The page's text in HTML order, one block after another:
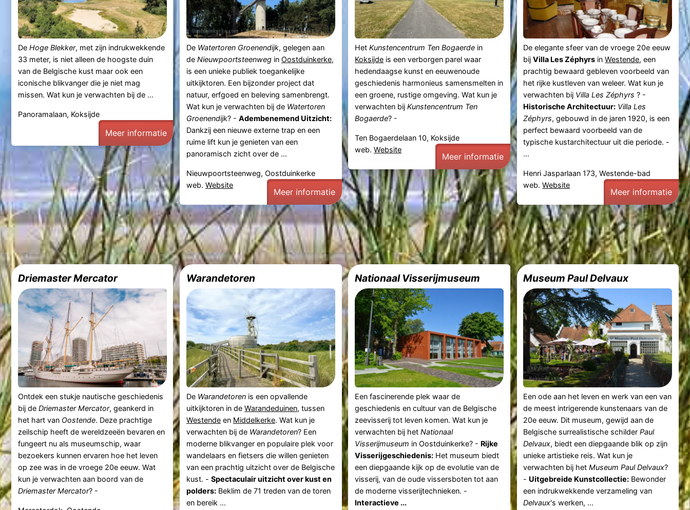
De Hoge Blekker, met zijn indrukwekkende
33 meter, is niet alleen de hoogste duin
van de Belgische kust maar ook een
iconische blikvanger die je niet mag
missen. Wat kun je verwachten bij de ...
Panoramalaan, Koksijde
Meer informatie
De Watertoren Groenendijk, gelegen aan
de Nieuwpoortsteenwegin Oostduinkerke,
is een unieke publiek toegankelijke
uitkijktoren. Een bijzonder project dat
natuur, erfgoed en beleving samenbrengt.
Wat kun je verwachten bij de Watertoren
Groenendijk? - Adembenemend Uitzicht:
Dankzij een nieuwe externe trap en een
ruime lift kun je genieten van een
panoramisch zicht over de ...
Nieuwpoortsteenweg, Oostduinkerke
web. Website
Meer informatie
HetKunstencentrum Ten Bogaerde in
Koksijde is een verborgen parel waar
hedendaagse kunst en eeuwenoude
geschiedenis harmonieus samensmelten in
een groene, rustige omgeving. Wat kun je
verwachten bijKunstencentrum Ten
Bogaerde? -
Ten Bogaerdelaan 10, Koksijde
web.Website
Meer informatie
De elegante sfeer van de vroege 20e eeuw
bijVilla Les Zéphyrs inWestende, een
prachtig bewaard gebleven voorbeeld van
het rijke kustleven van weleer. Wat kun je
verwachten bij Villa Les Zéphyrs ? -
Historische Architectuur: Villa Les
Zéphyrs, gebouwd in de jaren 1920, is een
perfect bewaard voorbeeld van de
typische kustarchitectuur uit die periode. -
...
Henri Jasparlaan 173, Westende-bad
web.Website
Meer informatie
Driemaster Mercator
Ontdek een stukje nautische geschiedenis
bij de Driemaster Mercator, geankerd in
het hart van Oostende. Deze prachtige
zeilschip heeft de wereldzeeën bevaren en
fungeert nu als museumschip, waar
bezoekers kunnen ervaren hoe het leven
op zee was in de vroege 20e eeuw. Wat
kun je verwachten aan boord van de
Driemaster Mercator? -
Warandetoren
De Warandetorenis een opvallende
uitkijktoren in de Warandeduinen, tussen
Westendeen Middelkerke. Wat kun je
verwachten bij de Warandetoren? Een
moderne blikvanger en populaire plek voor
wandelaars en fietsers die willen genieten
van een prachtig uitzicht over de Belgische
kust. - Spectaculair uitzicht over kust en
polders:Beklim de 71 treden van de toren
en bereik ...
Nationaal Visserijmuseum
Een fascinerende plek waar de
geschiedenis en cultuur van de Belgische
zeevisserij tot leven komen. Wat kun je
verwachten bij hetNationaal
Visserijmuseum in Oostduinkerke? - Rijke
Visserijgeschiedenis: Het museum biedt
een diepgaande kijk op de evolutie van de
visserij, van de oude vissersboten tot aan
de moderne visserijtechnieken. -
Interactieve ...
Museum Paul Delvaux
Een ode aan het leven en werk van een van
de meest intrigerende kunstenaars van de
20e eeuw. Dit museum, gewijd aan de
Belgische surrealistische schilderPaul
Delvaux, biedt een diepgaande blik op zijn
unieke artistieke reis. Wat kun je
verwachten bij hetMuseum Paul Delvaux?
- Uitgebreide Kunstcollectie: Bewonder
een indrukwekkende verzameling van
Delvaux's werken, ...